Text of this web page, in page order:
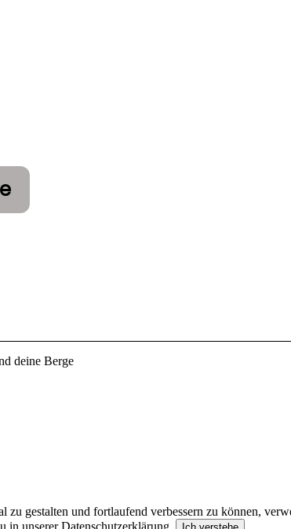
deine Berge
zu gestalten und fortlaufend verbessern zu können,